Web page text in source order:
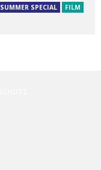
SUMMER SPECIAL
FILM